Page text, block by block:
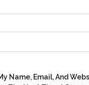
Name, Email, And